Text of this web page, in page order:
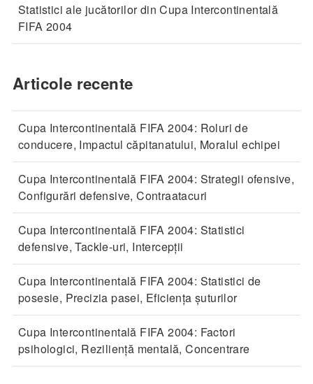
Statistici ale jucătorilor din Cupa Intercontinentală
FIFA 2004
Articole recente
Cupa Intercontinentală FIFA 2004: Roluri de
conducere, Impactul căpitanatului, Moralul echipei
Cupa Intercontinentală FIFA 2004: Strategii ofensive,
Configurări defensive, Contraatacuri
Cupa Intercontinentală FIFA 2004: Statistici
defensive, Tackle-uri, Intercepții
Cupa Intercontinentală FIFA 2004: Statistici de
posesie, Precizia pasei, Eficiența șuturilor
Cupa Intercontinentală FIFA 2004: Factori
psihologici, Reziliență mentală, Concentrare